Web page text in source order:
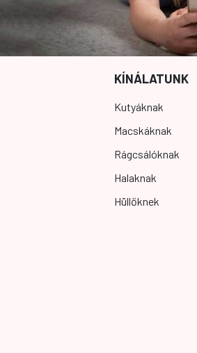
KÍNÁLATUNK
Kutyáknak
Macskáknak
Rágcsálóknak
Halaknak
Hüllőknek